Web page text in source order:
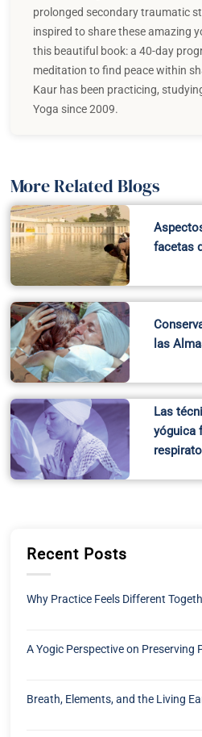
prolonged secondary traumatic
inspired to share these amazing
this beautiful book: a 40-day
meditation to find peace within
Kaur has been practicing,
Yoga since 2009.
More Related Blogs
facetas
las
Las
yóguica
Recent Posts
Why Practice Feels Different
A Yogic Perspective on Preserving
Breath, Elements, and the Living